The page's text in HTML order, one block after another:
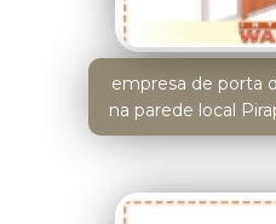
empresa de porta
na parede local